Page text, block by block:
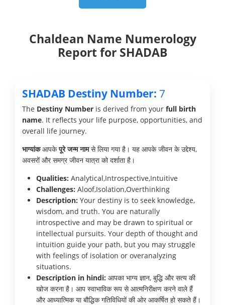
Chaldean Name Numerology
Report for SHADAB
SHADAB Destiny Number: 7
The Destiny Number is derived from your full birth
name. It reflects your life purpose, opportunities, and
overall life journey.
भाग्यांकआपकेपूरे जन्म नामसे लिया गया है। यह आपके जीवन के उद्देश्य,
अवसरों और समग्र जीवन यात्रा को दर्शाता है।
Qualities: Analytical,Introspective,Intuitive
Challenges: Aloof,Isolation,Overthinking
Description: Your destiny is to seek knowledge,
wisdom, and truth. You are naturally
introspective and may be drawn to spiritual or
intellectual pursuits. Your depth of thought and
intuition guide your path, but you may struggle
with feelings of isolation or overanalyzing
situations.
Description in hindi: आपका भाग्य ज्ञान, बुद्धि और सत्य की
खोज करना है। आप स्वाभाविक रूप से आत्मनिरीक्षण करने वाले हैं
और आध्यात्मिक या बौद्धिक गतिविधियों की ओर आकर्षित हो सकते हैं।